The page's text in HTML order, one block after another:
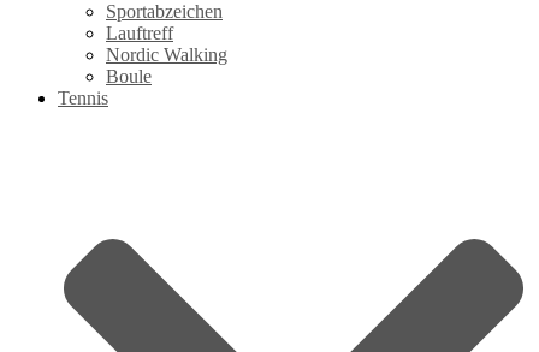
Sportabzeichen
Lauftreff
Nordic Walking
Boule
Tennis